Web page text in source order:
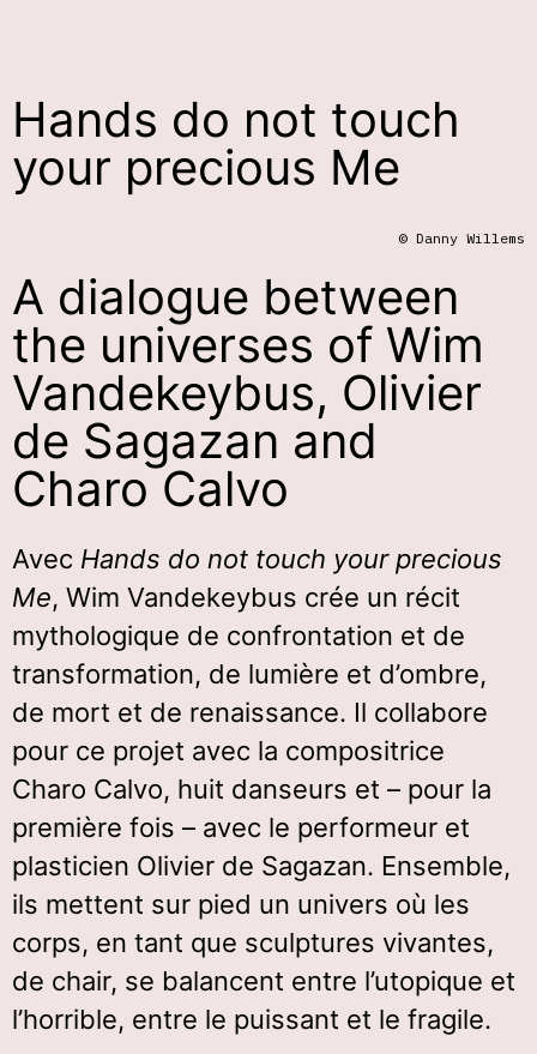
Hands do not touch
your precious Me
© Danny Willems
A dialogue between
the universes of Wim
Vandekeybus, Olivier
de Sagazan and
Charo Calvo
Avec Hands do not touch your precious
Me, Wim Vandekeybus crée un récit
mythologique de confrontation et de
transformation, de lumière et d’ombre,
de mort et de renaissance. Il collabore
pour ce projet avec la compositrice
Charo Calvo, huit danseurs et – pour la
première fois – avec le performeur et
plasticien Olivier de Sagazan. Ensemble,
ils mettent sur pied un univers où les
corps, en tant que sculptures vivantes,
de chair, se balancent entre l’utopique et
l’horrible, entre le puissant et le fragile.